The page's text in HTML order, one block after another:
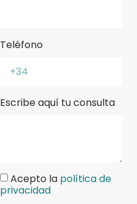
Teléfono
Escribe aquí tu consulta
Acepto la política de
privacidad